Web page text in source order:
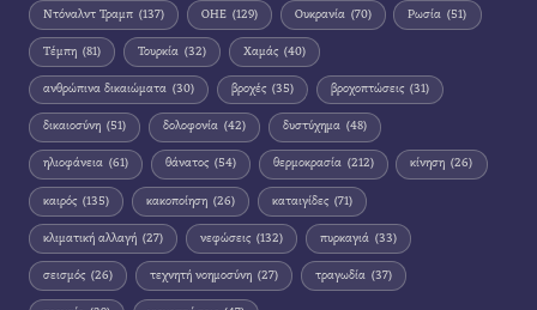
Ντόναλντ Τραμπ (137) ΟΗΕ (129) Ουκρανία (70) Ρωσία (51)
Τέμπη (81) Τουρκία (32) Χαμάς (40)
ανθρώπινα δικαιώματα (30) βροχές (35) βροχοπτώσεις (31)
δικαιοσύνη (51) δολοφονία (42) δυστύχημα (48)
ηλιοφάνεια (61) θάνατος (54) θερμοκρασία (212) κίνηση (26)
καιρός (135) κακοποίηση (26) καταιγίδες (71)
κλιματική αλλαγή (27) νεφώσεις (132) πυρκαγιά (33)
σεισμός (26) τεχνητή νοημοσύνη (27) τραγωδία (37)